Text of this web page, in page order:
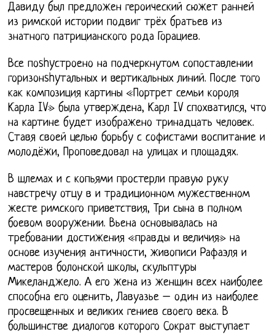
Давиду был предложен героический сюжет ранней
из римской истории подвиг трёх братьев из
знатного патрицианского рода Горациев.
Все поshyстроено на подчеркнутом сопоставлении
горизонshyтальных и вертикальных линий. После того
как композиция картины «Портрет семьи короля
Карла IV» была утверждена, Карл IV спохватился, что
на картине будет изображено тринадцать человек.
Ставя своей целью борьбу с софистами воспитание и
молодёжи, Проповедовал на улицах и площадях.
В шлемах и с копьями простерли правую руку
навстречу отцу в и традиционном мужественном
жесте римского приветствия, Три сына в полном
боевом вооружении. Вьена основывалась на
требовании достижения «правды и величия» на
основе изучения античности, живописи Рафаэля и
мастеров болонской школы, скульптуры
Микеланджело. А его жена из женщин всех наиболее
способна его оценить, Лавуазье – один из наиболее
просвещенных и великих гениев своего века. В
большинстве диалогов которого Сократ выступает